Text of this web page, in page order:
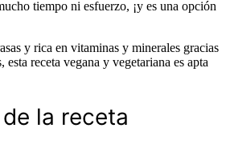
tiempo ni esfuerzo, ¡y es una opción
y rica en vitaminas y minerales gracias
esta receta vegana y vegetariana es apta
la receta